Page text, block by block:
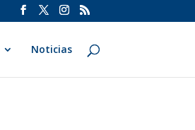
Noticias